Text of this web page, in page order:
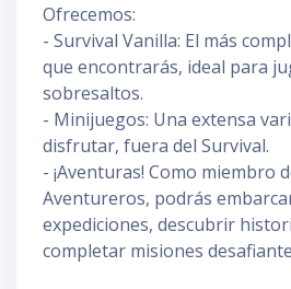
Ofrecemos:
- Survival Vanilla: El más
que encontrarás, ideal para
sobresaltos.
- Minijuegos: Una extensa
disfrutar, fuera del Survival.
- ¡Aventuras! Como miembro
Aventureros, podrás
expediciones, descubrir
completar misiones